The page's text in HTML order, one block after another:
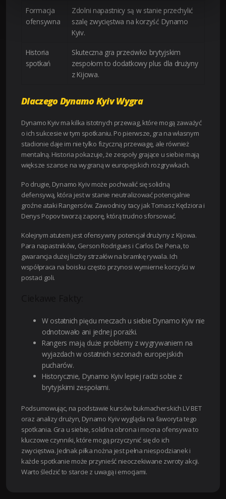
Formacja
ofensywna
Zdolni napastnicy są w stanie przechylić
szalę zwycięstwa na korzyść Dynamo
Kyiv.
Historia
spotkań
Skuteczna gra przeciwko brytyjskim
zespołom to dodatkowy plus dla drużyny
z Kijowa.
Dlaczego Dynamo Kyiv Wygra
Dynamo Kyiv ma kilka istotnych przewag, które mogą zaważyć
o ich sukcesie w tym spotkaniu. Po pierwsze, gra na własnym
stadionie daje im nie tylko fizyczną przewagę, ale również
mentalną. Historia pokazuje, że zespoły grające u siebie mają
większe szanse na wygraną w europejskich rozgrywkach.
Po drugie, Dynamo Kyiv może pochwalić się solidną
defensywą, która jest w stanie neutralizować potencjalnie
groźne ataki Rangersów. Zawodnicy tacy jak Tomasz Kędziora i
Denys Popov tworzą zaporę, którą trudno sforsować.
Kolejnym atutem jest ofensywny potencjał drużyny z Kijowa.
Para napastników, Gerson Rodrigues i Carlos De Pena, to
gwarancja dużej liczby strzałów na bramkę rywala. Ich
współpraca na boisku często przynosi wymierne korzyści w
postaci goli.
W ostatnich pięciu meczach u siebie Dynamo Kyiv nie
odnotowało ani jednej porażki.
Rangers mają duże problemy z wygrywaniem na
wyjazdach w ostatnich sezonach europejskich
pucharów.
Historycznie, Dynamo Kyiv lepiej radzi sobie z
brytyjskimi zespołami.
Podsumowując, na podstawie kursów bukmacherskich LV BET
oraz analizy drużyn, Dynamo Kyiv wygląda na faworyta tego
spotkania. Gra u siebie, solidna obrona i mocna ofensywa to
kluczowe czynniki, które mogą przyczynić się do ich
zwycięstwa. Jednak piłka nożna jest pełna niespodzianek i
każde spotkanie może przynieść nieoczekiwane zwroty akcji.
Warto śledzić to starcie z uwagą i emocjami.